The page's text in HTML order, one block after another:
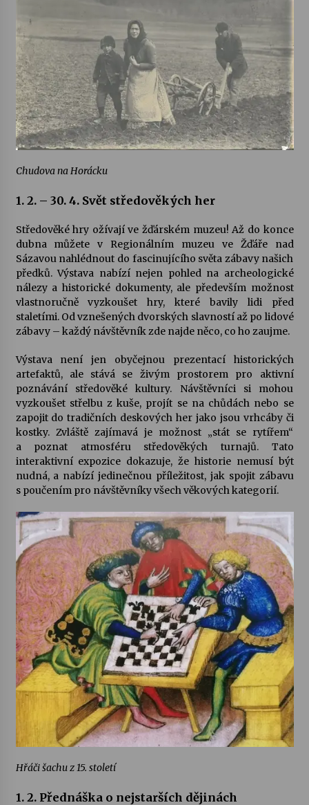
Chudova na Horácku
1. 2. – 30. 4. Svět středověkých her
Středověké hry ožívají ve žďárském muzeu! Až do konce
dubna můžete v Regionálním muzeu ve Žďáře nad
Sázavou nahlédnout do fascinujícího světa zábavy našich
předků. Výstava nabízí nejen pohled na archeologické
nálezy a historické dokumenty, ale především možnost
vlastnoručně vyzkoušet hry, které bavily lidi před
staletími. Od vznešených dvorských slavností až po lidové
zábavy – každý návštěvník zde najde něco, co ho zaujme.
Výstava není jen obyčejnou prezentací historických
artefaktů, ale stává se živým prostorem pro aktivní
poznávání středověké kultury. Návštěvníci si mohou
vyzkoušet střelbu z kuše, projít se na chůdách nebo se
zapojit do tradičních deskových her jako jsou vrhcáby či
kostky. Zvláště zajímavá je možnost „stát se rytířem“
a poznat atmosféru středověkých turnajů. Tato
interaktivní expozice dokazuje, že historie nemusí být
nudná, a nabízí jedinečnou příležitost, jak spojit zábavu
s poučením pro návštěvníky všech věkových kategorií.
Hřáči šachu z 15. století
1. 2. Přednáška o nejstarších dějinách